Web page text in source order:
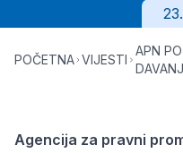
POČETNA VIJESTI
APN
Agencija za pravni